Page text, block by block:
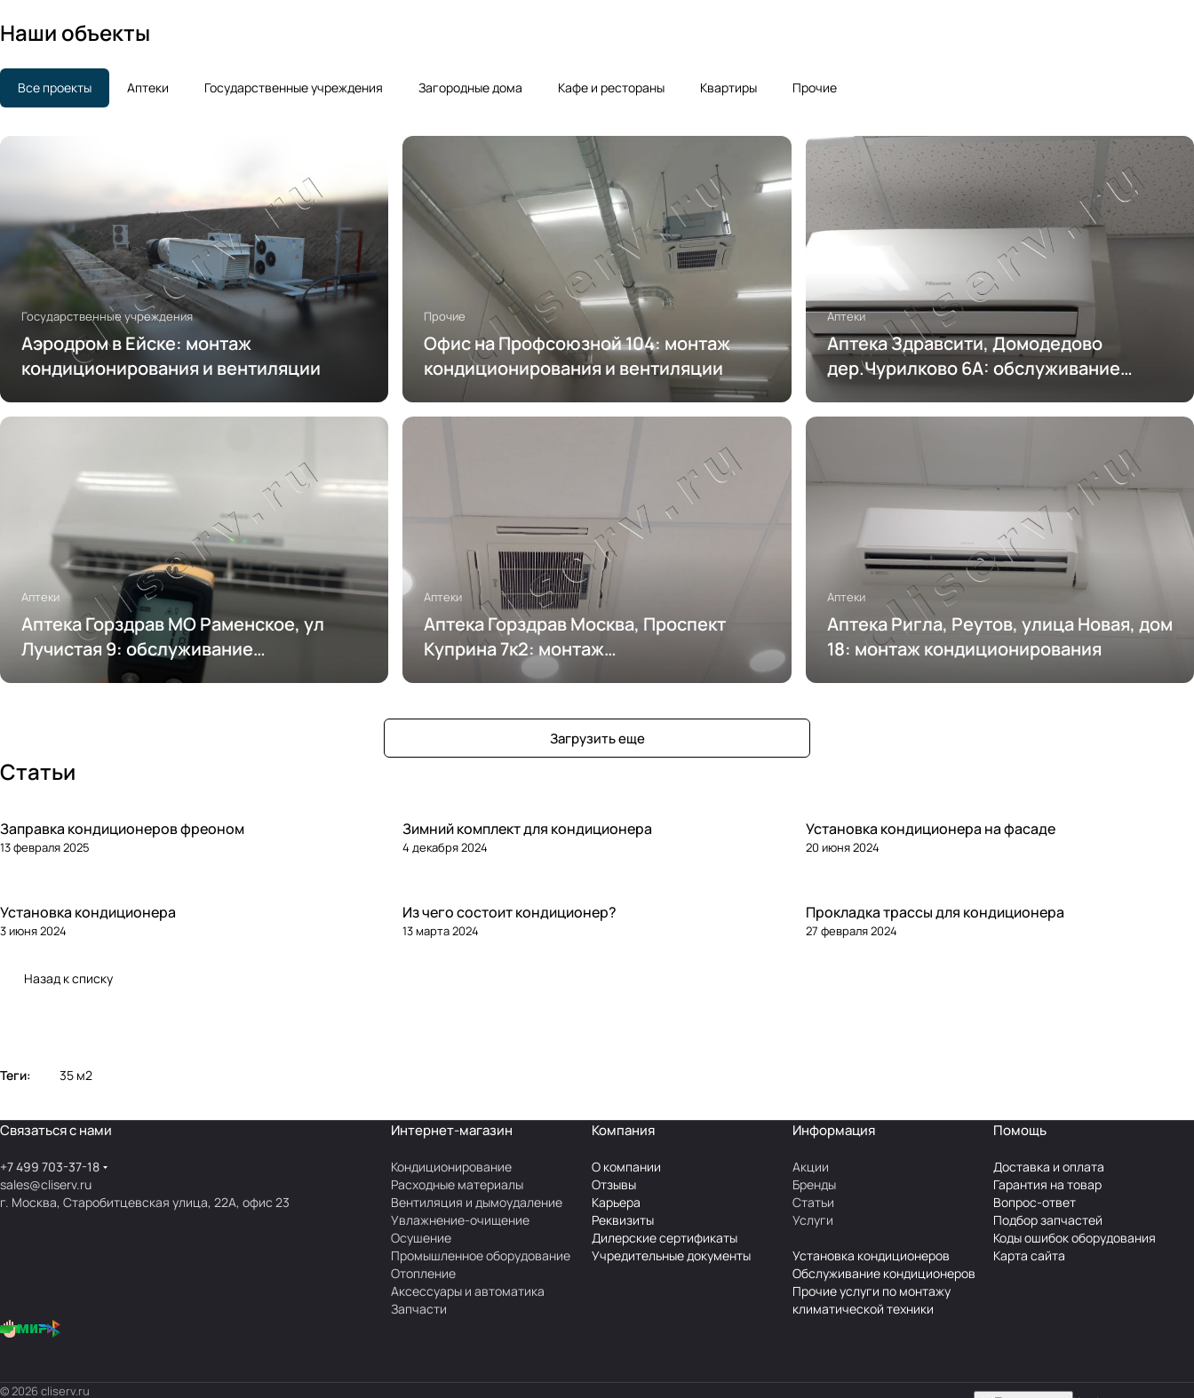
Наши объекты
Все проекты Аптеки Государственные учреждения Загородные дома Кафе и рестораны Квартиры Прочие
Государственные учреждения
Аэродром в Ейске: монтаж
кондиционирования и вентиляции
Прочие
Офис на Профсоюзной 104: монтаж
кондиционирования и вентиляции
Аптеки
Аптека Здравсити, Домодедово
дер.Чурилково 6А: обслуживание
Аптеки
Аптека Горздрав МО Раменское, ул
Лучистая 9: обслуживание
кондиционирования
Аптеки
Аптека Горздрав Москва, Проспект
Куприна 7к2: монтаж
кондиционирования
Аптеки
Аптека Ригла, Реутов, улица Новая, дом
18: монтаж кондиционирования
Загрузить еще
Статьи
Заправка кондиционеров фреоном
13 февраля 2025
Зимний комплект для кондиционера
4 декабря 2024
Установка кондиционера на фасаде
20 июня 2024
Установка кондиционера
3 июня 2024
Из чего состоит кондиционер?
13 марта 2024
Прокладка трассы для кондиционера
27 февраля 2024
Назад к списку
Теги: 35 м2
Связаться с нами
+7 499 703-37-18
sales@cliserv.ru
г. Москва, Старобитцевская улица, 22А, офис 23
Интернет-магазин
Кондиционирование
Расходные материалы
Вентиляция и дымоудаление
Увлажнение-очищение
Осушение
Промышленное оборудование
Отопление
Аксессуары и автоматика
Запчасти
Компания
О компании
Отзывы
Карьера
Реквизиты
Дилерские сертификаты
Учредительные документы
Информация
Акции
Бренды
Статьи
Услуги
Установка кондиционеров
Обслуживание кондиционеров
Прочие услуги по монтажу
климатической техники
Помощь
Доставка и оплата
Гарантия на товар
Вопрос-ответ
Подбор запчастей
Коды ошибок оборудования
Карта сайта
© 2026 cliserv.ru